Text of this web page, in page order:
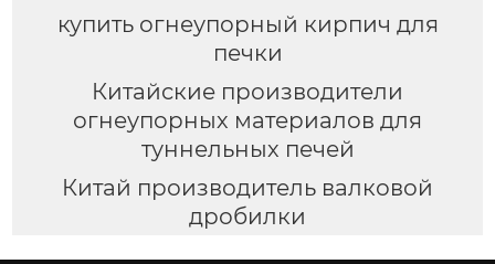
купить огнеупорный кирпич для
печки
Китайские производители
огнеупорных материалов для
туннельных печей
Китай производитель валковой
дробилки